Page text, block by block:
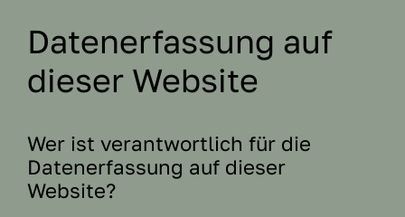
Datenerfassung auf
dieser Website
Wer ist verantwortlich für die
Datenerfassung auf dieser
Website?